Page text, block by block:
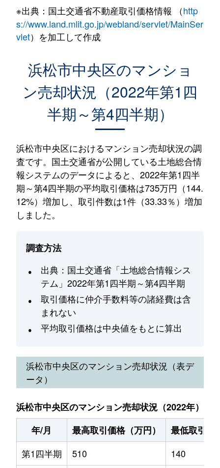
※出典：国土交通省不動産取引価格情報 （http
s://www.land.mlit.go.jp/webland/servlet/MainSer
vlet）を加工して作成
浜松市中央区のマンショ
ン売却状況（2022年第1四
半期～第4四半期）
浜松市中央区におけるマンション売却状況の調
査です。国土交通省が公開している土地総合情
報システムのデータによると、2022年第1四半
期～第4四半期の平均取引価格は735万円（144.
12%）増加し、取引件数は1件（33.33％）増加
しました。
調査方法
出典：国土交通省「土地総合情報シス
テム」2022年第1四半期～第4四半期
取引価格に仲介手数料等の諸経費は含
まれない
平均取引価格は中央値をもとに算出
浜松市中央区のマンション売却状況（表デ
ータ）
浜松市中央区のマンション売却状況（2022年）
年/月
最高取引価格（万円）
最低取引価
第1四半期
510 140